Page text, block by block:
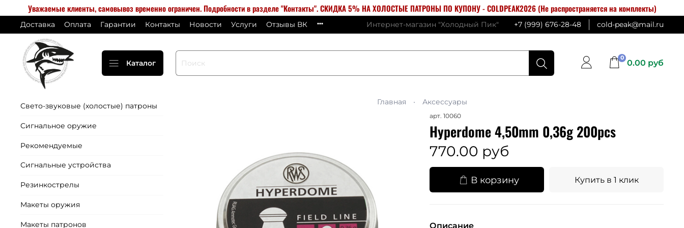
Уважаемые клиенты, самовывоз временно ограничен. Подробности в разделе "Контакты". СКИДКА 5% НА ХОЛОСТЫЕ ПАТРОНЫ ПО КУПОНУ - COLDPEAK2026 (Не распространяется на комплекты)
Доставка Оплата Гарантии Контакты Новости Услуги Отзывы ВК Интернет-магазин "Холодный Пик" +7 (999) 676-28-48 cold-peak@mail.ru
Каталог
0 0.00 руб
Главная Аксессуары
арт. 10060
Hyperdome 4,50mm 0,36g 200pcs
770.00 руб
В корзину Купить в 1 клик
Описание
Свето-звуковые (холостые) патроны
Сигнальное оружие
Рекомендуемые
Сигнальные устройства
Резинкострелы
Макеты оружия
Макеты патронов